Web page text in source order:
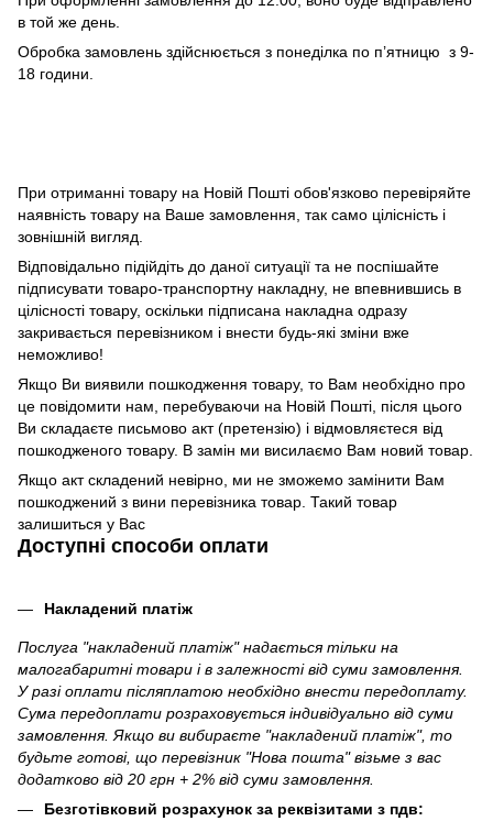
в той же день.
Обробка замовлень здійснюється з понеділка по п’ятницю з 9-
18 години.
При отриманні товару на Новій Пошті обов'язково перевіряйте
наявність товару на Ваше замовлення, так само цілісність і
зовнішній вигляд.
Відповідально підійдіть до даної ситуації та не поспішайте
підписувати товаро-транспортну накладну, не впевнившись в
цілісності товару, оскільки підписана накладна одразу
закривається перевізником і внести будь-які зміни вже
неможливо!
Якщо Ви виявили пошкодження товару, то Вам необхідно про
це повідомити нам, перебуваючи на Новій Пошті, після цього
Ви складаєте письмово акт (претензію) і відмовляєтеся від
пошкодженого товару. В замін ми висилаємо Вам новий товар.
Якщо акт складений невірно, ми не зможемо замінити Вам
пошкоджений з вини перевізника товар. Такий товар
залишиться у Вас
Доступні способи оплати
Накладений платіж
Послуга "накладений платіж" надається тільки на
малогабаритні товари і в залежності від суми замовлення.
У разі оплати післяплатою необхідно внести передоплату.
Сума передоплати розраховується індивідуально від суми
замовлення. Якщо ви вибираєте "накладений платіж", то
будьте готові, що перевізник "Нова пошта" візьме з вас
додатково від 20 грн + 2% від суми замовлення.
Безготівковий розрахунок за реквізитами з пдв: